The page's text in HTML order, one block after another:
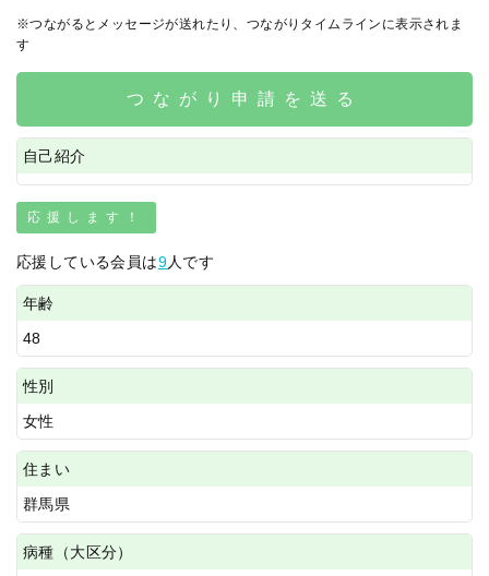
※つながるとメッセージが送れたり、つながりタイムラインに表示されま
す
つながり申請を送る
自己紹介
応援します！
応援している会員は9人です
年齢
48
性別
女性
住まい
群馬県
病種（大区分）